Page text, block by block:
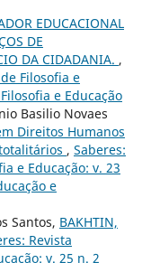
EDUCACIONAL
DE
DA CIDADANIA. ,
Filosofia e
e Educação
Basilio Novaes
Direitos Humanos
, Saberes:
e Educação: v. 23
e
Santos, BAKHTIN,
Revista
v. 25 n. 2